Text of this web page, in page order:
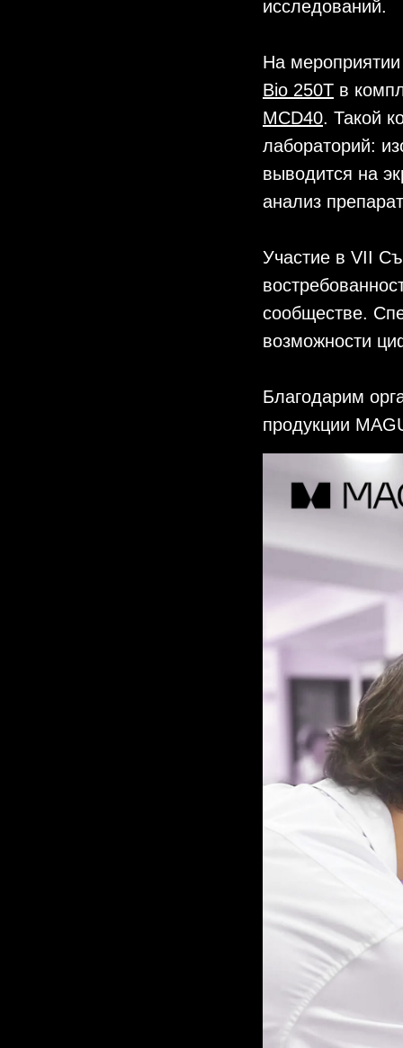
исследований.
На
Bio 250T в
MCD40. Такой
лабораторий:
выводится на
анализ
Участие в VII
сообществе.
возможности
Благодарим
продукции